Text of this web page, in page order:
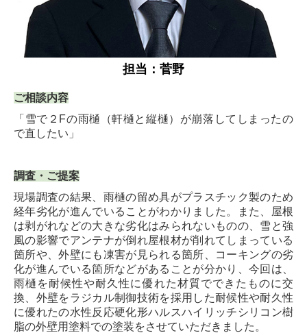
担当：菅野
ご相談内容
「雪で２Fの雨樋（軒樋と縦樋）が崩落してしまったの
で直したい」
調査・ご提案
現場調査の結果、雨樋の留め具がプラスチック製のため
経年劣化が進んでいることがわかりました。また、屋根
は剥がれなどの大きな劣化はみられないものの、雪と強
風の影響でアンテナが倒れ屋根材が削れてしまっている
箇所や、外壁にも凍害が見られる箇所、コーキングの劣
化が進んでいる箇所などがあることが分かり、今回は、
雨樋を耐候性や耐久性に優れた材質でできたものに交
換、外壁をラジカル制御技術を採用した耐候性や耐久性
に優れたの水性反応硬化形ハルスハイリッチシリコン樹
脂の外壁用塗料での塗装をさせていただきました。